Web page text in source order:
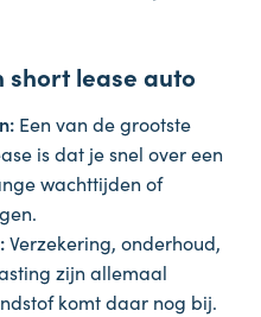
short lease auto
Een van de grootste
is dat je snel over een
wachttijden of
Verzekering, onderhoud,
zijn allemaal
komt daar nog bij.